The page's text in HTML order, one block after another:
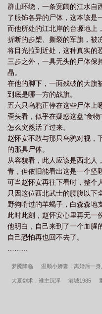
群山环绕，一条宽阔的江水自
了服饰各异的尸体，这本该是
而他所处的江北岸的台塬地上
折断的步槊、撕裂的军旗，被
将目光拉到近处，这种真实的
三步之外，一具无头的尸体保
晶。
在他的脚下，一面残破的大旗
到底是哪一方的战旗。
五六只乌鸦正停在这些尸体上
歪头看，似乎在疑惑这盘“食物”
怎么突然活了过来。
赵怀安不敢与那只乌鸦对视，
的那具尸体。
从容貌看，此人应该是西北人
青，但依旧能看出这是一个坚
可当赵怀安再往下看时，整个
只因这位西北武士的腰腹以下
野狗啃过的羊蝎子，白森森地
此时此刻，赵怀安心里再无一
他明白，自己来到了一个血腥
自己恐怕再也回不去了。
梦魇降临 温顺小娇妻，离婚后一身
大夏剑术，谁主沉浮 港城1985